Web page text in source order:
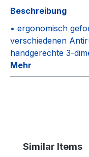
Beschreibung
• ergonomisch
verschiedenen
handgerechte 3-
Mehr
Produktgalerie
Similar Items